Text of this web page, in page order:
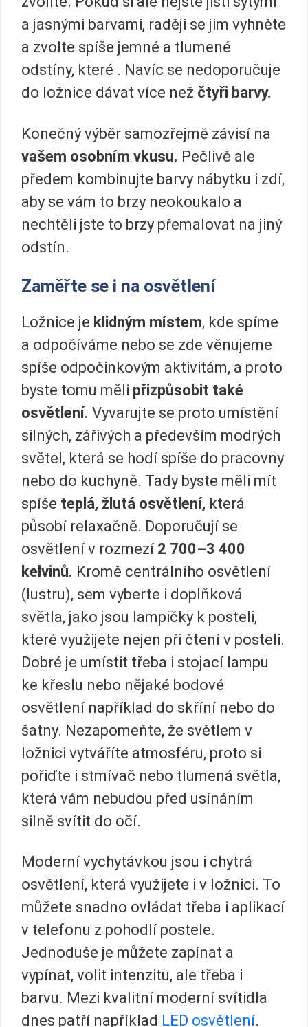
a jasnými barvami, raději se jim vyhněte
a zvolte spíše jemné a tlumené
odstíny, které . Navíc se nedoporučuje
do ložnice dávat více než čtyři barvy.
Konečný výběr samozřejmě závisí na
vašem osobním vkusu. Pečlivě ale
předem kombinujte barvy nábytku i zdí,
aby se vám to brzy neokoukalo a
nechtěli jste to brzy přemalovat na jiný
odstín.
Zaměřte se i na osvětlení
Ložnice je klidným místem, kde spíme
a odpočíváme nebo se zde věnujeme
spíše odpočinkovým aktivitám, a proto
byste tomu měli přizpůsobit také
osvětlení. Vyvarujte se proto umístění
silných, zářivých a především modrých
světel, která se hodí spíše do pracovny
nebo do kuchyně. Tady byste měli mít
spíše teplá, žlutá osvětlení, která
působí relaxačně. Doporučují se
osvětlení v rozmezí 2 700–3 400
kelvinů. Kromě centrálního osvětlení
(lustru), sem vyberte i doplňková
světla, jako jsou lampičky k posteli,
které využijete nejen při čtení v posteli.
Dobré je umístit třeba i stojací lampu
ke křeslu nebo nějaké bodové
osvětlení například do skříní nebo do
šatny. Nezapomeňte, že světlem v
ložnici vytváříte atmosféru, proto si
pořiďte i stmívač nebo tlumená světla,
která vám nebudou před usínáním
silně svítit do očí.
Moderní vychytávkou jsou i chytrá
osvětlení, která využijete i v ložnici. To
můžete snadno ovládat třeba i aplikací
v telefonu z pohodlí postele.
Jednoduše je můžete zapínat a
vypínat, volit intenzitu, ale třeba i
barvu. Mezi kvalitní moderní svítidla
dnes patří například LED osvětlení.